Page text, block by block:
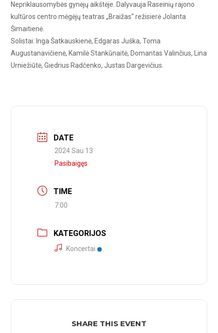
Nepriklausomybės gynėjų aikštėje. Dalyvauja Raseinių rajono
kultūros centro mėgėjų teatras „Braižas“ režisierė Jolanta
Šimaitienė.
Solistai: Inga Šatkauskienė, Edgaras Juška,Toma
Augustanavičienė, Kamilė Stankūnaitė, Domantas Valinčius,
Lina
Urniežiūtė,Giedrius Radčenko,Justas Dargevičius.
DATE
2024 Sau 13
Pasibaigęs
TIME
7:00
KATEGORIJOS
Koncertai
SHARE THIS EVENT